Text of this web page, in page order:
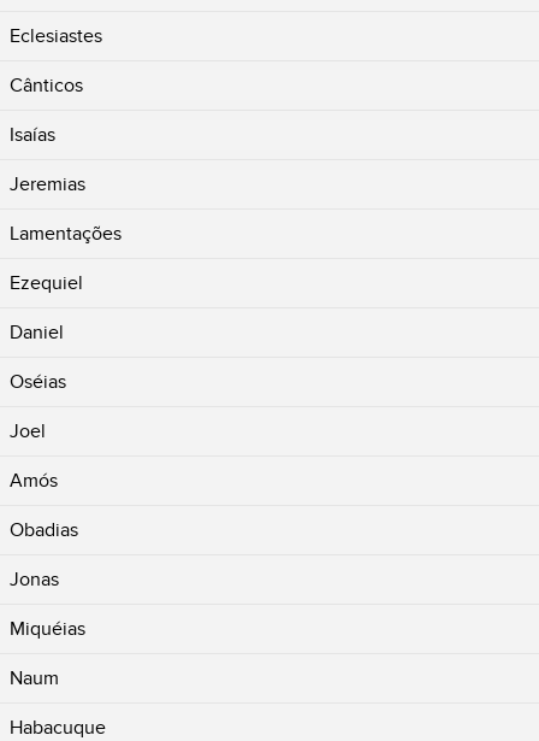
Eclesiastes
Cânticos
Isaías
Jeremias
Lamentações
Ezequiel
Daniel
Oséias
Joel
Amós
Obadias
Jonas
Miquéias
Naum
Habacuque